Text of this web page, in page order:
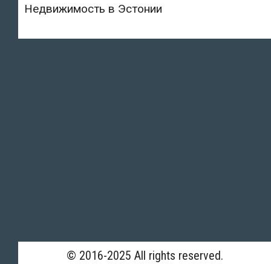
Недвижимость в Эстонии
© 2016-2025 All rights reserved.